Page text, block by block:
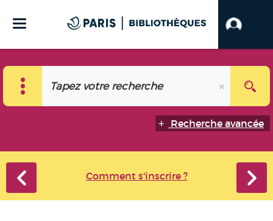
Recherche avancée
Comment s'inscrire ?